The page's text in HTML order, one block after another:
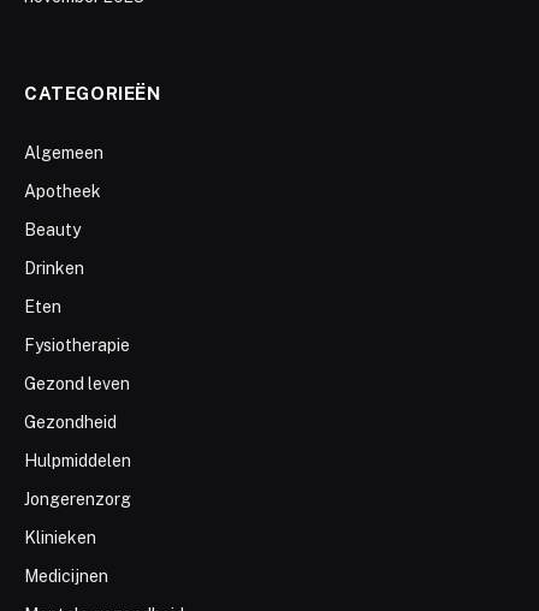
CATEGORIEËN
Algemeen
Apotheek
Beauty
Drinken
Eten
Fysiotherapie
Gezond leven
Gezondheid
Hulpmiddelen
Jongerenzorg
Klinieken
Medicijnen